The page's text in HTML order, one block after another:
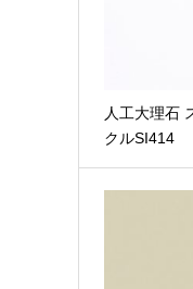
人工大理石
クルSI414